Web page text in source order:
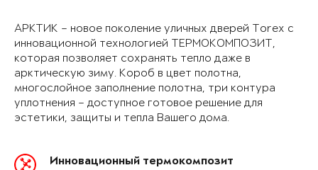
АРКТИК – новое поколение уличных дверей Torex с
инновационной технологией ТЕРМОКОМПОЗИТ,
которая позволяет сохранять тепло даже в
арктическую зиму. Короб в цвет полотна,
многослойное заполнение полотна, три контура
уплотнения – доступное готовое решение для
эстетики, защиты и тепла Вашего дома.
Инновационный термокомпозит